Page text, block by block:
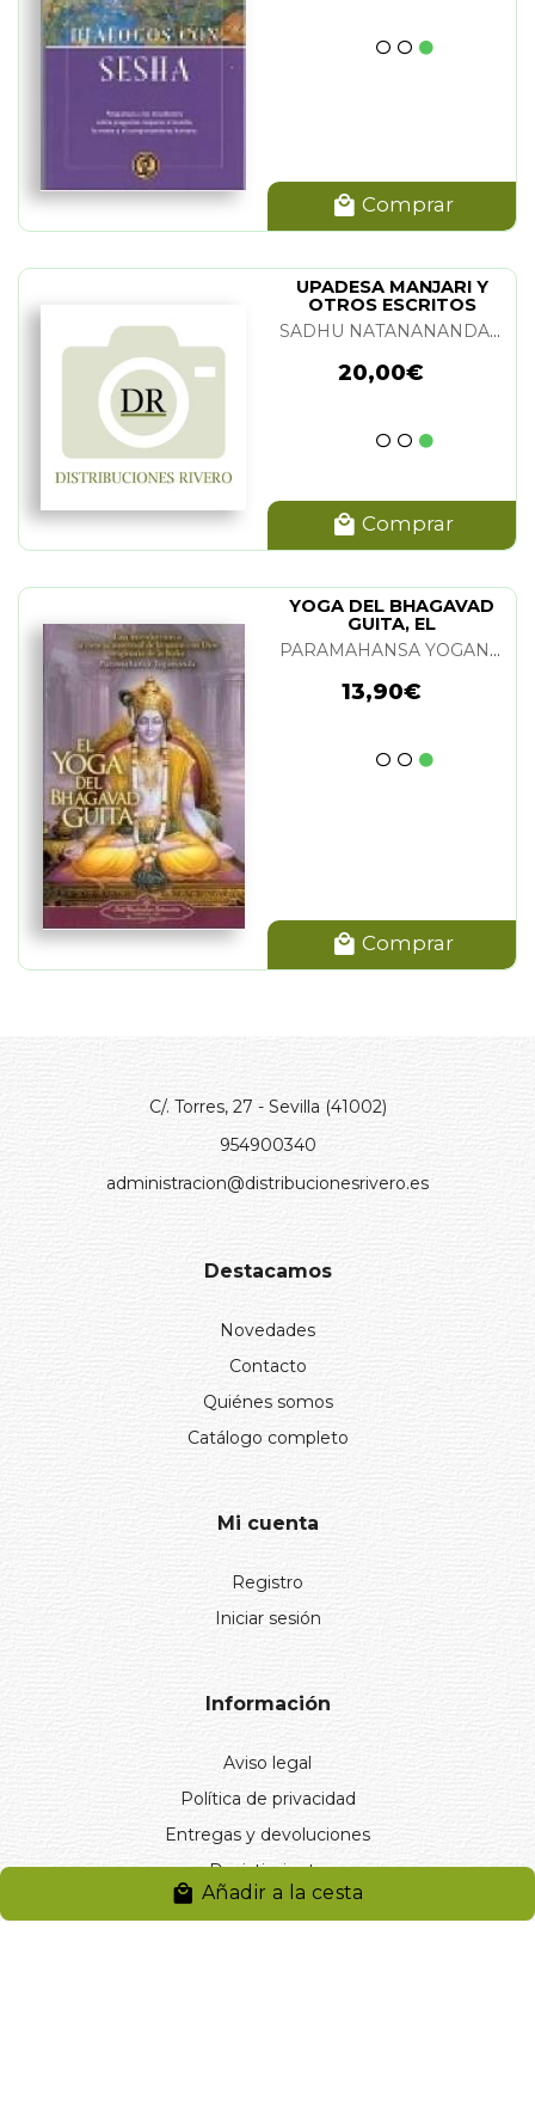
Añadir a la cesta
Comprar
UPADESA MANJARI Y
OTROS ESCRITOS
SADHU NATANANANDA Y SRI RAMANA MAHARSHI
20,00€
Comprar
YOGA DEL BHAGAVAD
GUITA, EL
PARAMAHANSA YOGANANDA
13,90€
Comprar
C/. Torres, 27 - Sevilla (41002)
954900340
administracion@distribucionesrivero.es
Destacamos
Novedades
Contacto
Quiénes somos
Catálogo completo
Mi cuenta
Registro
Iniciar sesión
Información
Aviso legal
Política de privacidad
Entregas y devoluciones
Desistimiento
Desistimiento de compra